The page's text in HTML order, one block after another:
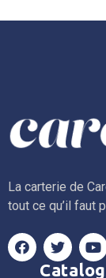
La carterie de
tout ce qu’il faut